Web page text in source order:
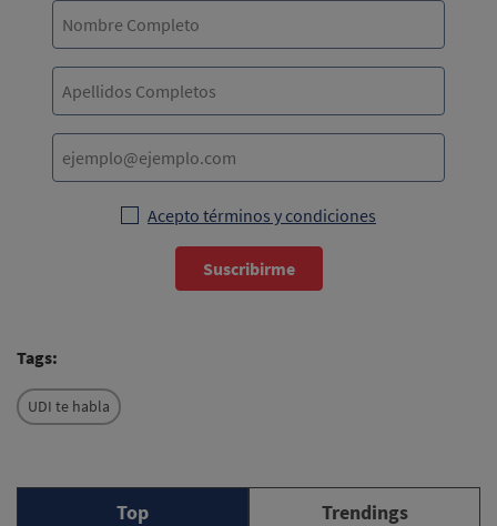
Acepto términos y condiciones
Suscribirme
Tags:
UDI te habla
Top Trendings